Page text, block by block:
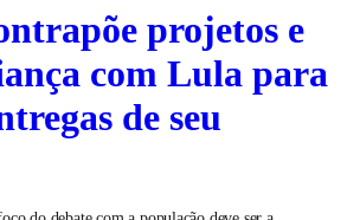
projetos e
com Lula para
de seu
do debate com a população deve ser a